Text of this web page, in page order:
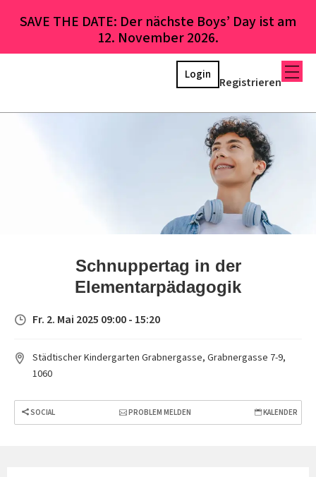
SAVE THE DATE: Der nächste Boys’ Day ist am
12. November 2026.
Registrieren
Login
Schnuppertag in der
Elementarpädagogik
Fr. 2. Mai 2025 09:00 - 15:20
Städtischer Kindergarten Grabnergasse, Grabnergasse 7-9,
1060
SOCIAL PROBLEM MELDEN KALENDER